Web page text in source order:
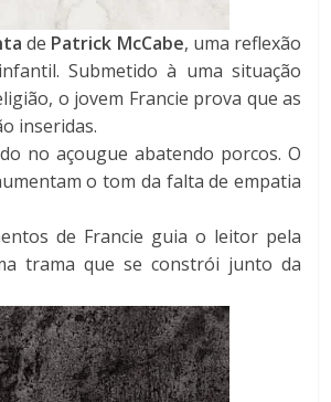
de Patrick McCabe, uma reflexão
Submetido à uma situação
o jovem Francie prova que as
inseridas.
no açougue abatendo porcos. O
o tom da falta de empatia
de Francie guia o leitor pela
trama que se constrói junto da